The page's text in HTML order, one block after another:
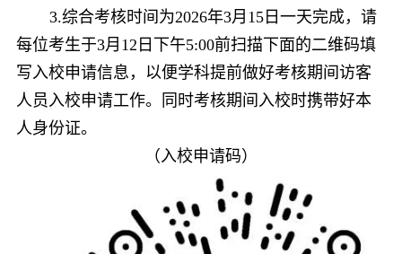
3.综合考核时间为2026年3月 15 日一天完成，请
每位考生于3月 12 日下午5:00前扫描下面的二维码填
写入校申请信息，以便学科提前做好考核期间访客
人员入校申请工作。同时考核期间入校时携带好本
人身份证。
（入校申请码）